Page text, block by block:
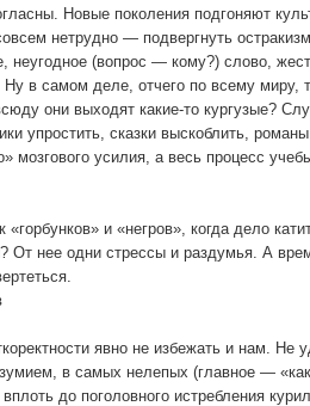
Новые поколения подгоняют
нетрудно — подвергнуть
(вопрос — кому?) слово,
в самом деле, отчего по всему миру,
они выходят какие-то кургузые?
упростить, сказки выскоблить,
мозгового усилия, а весь процесс
и «негров», когда дело
От нее одни стрессы и раздумья. А
явно не избежать и нам. Не
в самых нелепых (главное —
до поголовного истребления